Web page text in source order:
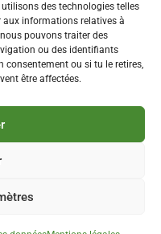
des technologies telles
aux informations relatives à
pouvons traiter des
ou des identifiants
consentement ou si tu le retires,
être affectées.
technik.de